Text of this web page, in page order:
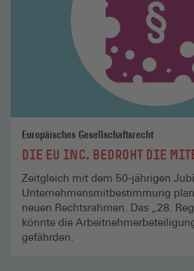
Europäisches Gesellschaftsrecht
DIE EU INC. BEDROHT DIE
Zeitgleich mit dem 50-jährigen
Unternehmens­mitbestimmung
neuen Rechtsrahmen. Das „28.
könnte die
gefährden.